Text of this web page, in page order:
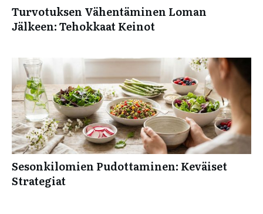
Turvotuksen Vähentäminen Loman
Jälkeen: Tehokkaat Keinot
Sesonkilomien Pudottaminen: Keväiset
Strategiat